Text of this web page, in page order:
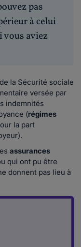
pas
à celui
vous aviez
la Sécurité sociale
versée par
indemnités
(régimes
la part
assurances
qui ont pu être
donnent pas lieu à